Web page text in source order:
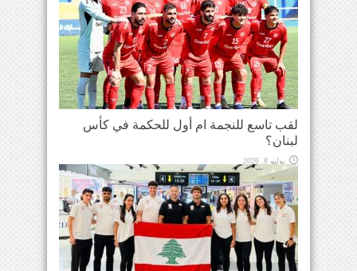
لقب تاسع للنجمة ام أول للحكمة في كأس
لبنان؟
يوليو 8, 2026